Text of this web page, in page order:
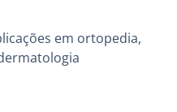
em ortopedia,